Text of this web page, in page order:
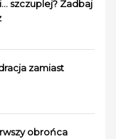
szczuplej? Zadbaj
zamiast
obrońca